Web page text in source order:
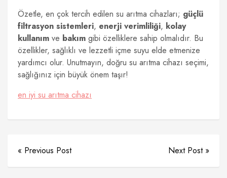
Özetle, en çok tercih edilen su arıtma cihazları; güçlü
filtrasyon sistemleri, enerji verimliliği, kolay
kullanım ve bakım gibi özelliklere sahip olmalıdır. Bu
özellikler, sağlıklı ve lezzetli içme suyu elde etmenize
yardımcı olur. Unutmayın, doğru su arıtma cihazı seçimi,
sağlığınız için büyük önem taşır!
en iyi su arıtma cihazı
« Previous Post Next Post »